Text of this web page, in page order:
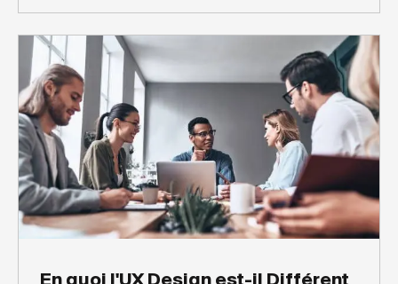
En quoi l'UX Design est-il Différent